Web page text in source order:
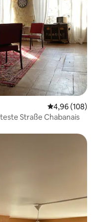
4,96 (108)
Straße Chabanais